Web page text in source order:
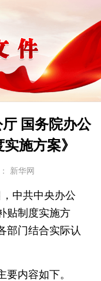
国务院办公
施方案》
新华网
中共中央办公
贴制度实施方
部门结合实际认
内容如下。